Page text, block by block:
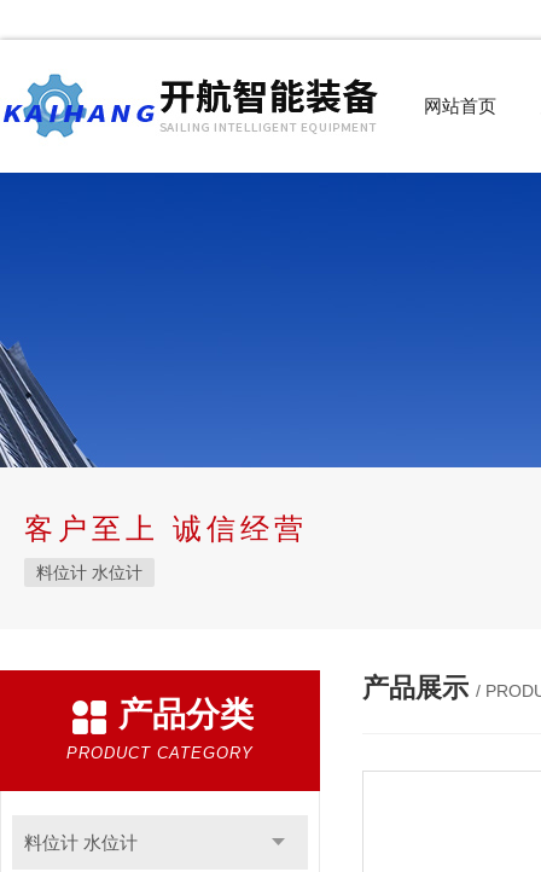
网站首页
客户至上 诚信经营
料位计 水位计
产品分类
PRODUCT CATEGORY
料位计 水位计
产品展示 /